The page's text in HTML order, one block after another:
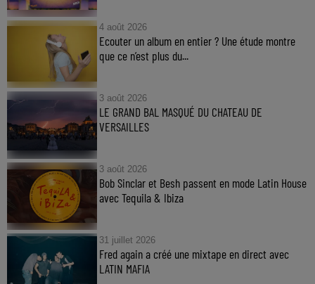
4 août 2026
Ecouter un album en entier ? Une étude montre
que ce n’est plus du...
3 août 2026
LE GRAND BAL MASQUÉ DU CHATEAU DE
VERSAILLES
3 août 2026
Bob Sinclar et Besh passent en mode Latin House
avec Tequila & Ibiza
31 juillet 2026
Fred again a créé une mixtape en direct avec
LATIN MAFIA